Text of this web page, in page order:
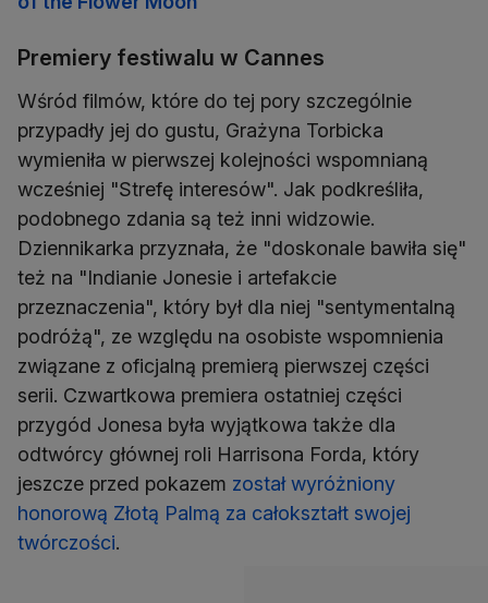
Premiery festiwalu w Cannes
Wśród filmów, które do tej pory szczególnie
przypadły jej do gustu, Grażyna Torbicka
wymieniła w pierwszej kolejności wspomnianą
wcześniej "Strefę interesów". Jak podkreśliła,
podobnego zdania są też inni widzowie.
Dziennikarka przyznała, że "doskonale bawiła się"
też na "Indianie Jonesie i artefakcie
przeznaczenia", który był dla niej "sentymentalną
podróżą", ze względu na osobiste wspomnienia
związane z oficjalną premierą pierwszej części
serii. Czwartkowa premiera ostatniej części
przygód Jonesa była wyjątkowa także dla
odtwórcy głównej roli Harrisona Forda, który
jeszcze przed pokazem został wyróżniony
honorową Złotą Palmą za całokształt swojej
twórczości.